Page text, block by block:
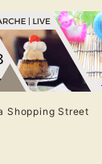
Shopping Street